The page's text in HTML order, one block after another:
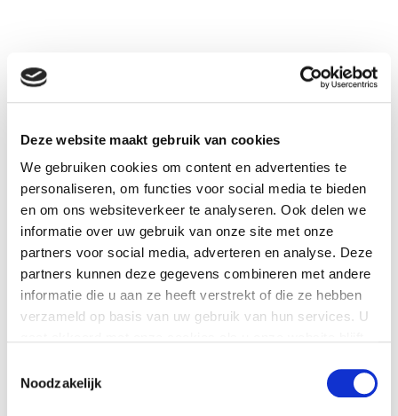
Deze website maakt gebruik van cookies
We gebruiken cookies om content en advertenties te
personaliseren, om functies voor social media te bieden
en om ons websiteverkeer te analyseren. Ook delen we
informatie over uw gebruik van onze site met onze
partners voor social media, adverteren en analyse. Deze
partners kunnen deze gegevens combineren met andere
informatie die u aan ze heeft verstrekt of die ze hebben
verzameld op basis van uw gebruik van hun services. U
Noodzakelijk